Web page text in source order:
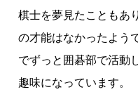
の
魅
力
棋士を夢見たこともあ
の才能はなかったよう
でずっと囲碁部で活動
趣味になっています。